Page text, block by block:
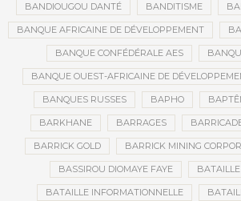
BANDIOUGOU DANTÉ BANDITISME
BANQUE AFRICAINE DE DÉVELOPPEMENT
BANQUE CONFÉDÉRALE AES
BANQUE OUEST-AFRICAINE DE
BANQUES RUSSES BAPHO
BARKHANE BARRAGES
BARRICK GOLD BARRICK MINING
BASSIROU DIOMAYE FAYE
BATAILLE INFORMATIONNELLE